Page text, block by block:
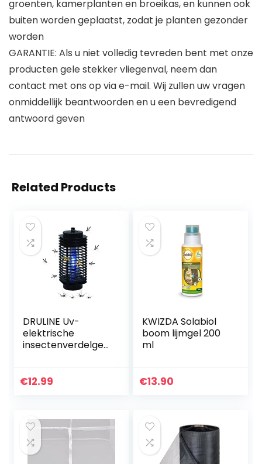
groenten, kamerplanten en broeikas, en kunnen ook
buiten worden geplaatst, zodat je planten gezonder
worden
GARANTIE: Als u niet volledig tevreden bent met onze
producten gele stekker vliegenval, neem dan
contact met ons op via e-mail. Wij zullen uw vragen
onmiddellijk beantwoorden en u een bevredigend
antwoord geven
Related Products
DRULINE Uv-
elektrische
insectenverdelger,
insectenbescherm
€12.99
KWIZDA Solabiol
boom lijmgel 200
ml
€13.90